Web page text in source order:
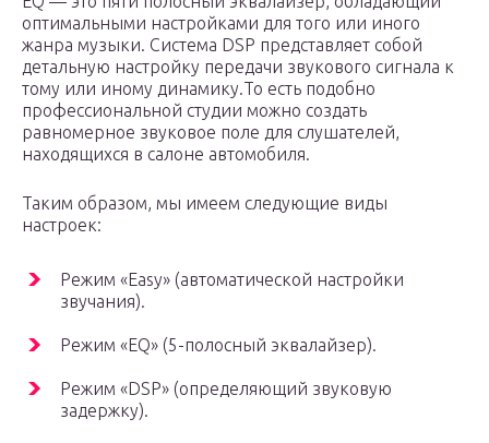
оптимальными настройками для того или иного
жанра музыки. Система DSP представляет собой
детальную настройку передачи звукового сигнала к
тому или иному динамику.То есть подобно
профессиональной студии можно создать
равномерное звуковое поле для слушателей,
находящихся в салоне автомобиля.
Таким образом, мы имеем следующие виды
настроек:
Режим «Easy» (автоматической настройки
звучания).
Режим «EQ» (5-полосный эквалайзер).
Режим «DSP» (определяющий звуковую
задержку).